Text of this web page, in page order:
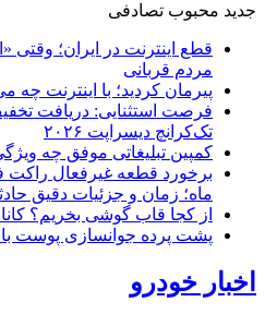
جدید محبوب تصادفی
قطع اینترنت در ایران؛ وقتی
مردم قربانی
پیرمان کردید؛ با اینترنت چه
تک‌کرانچ دیسراپت ۲۰۲۶
کمپین تبلیغاتی موفق چه
ماه؛ زمان و جزئیات دقیق
از کجا قاب گوشی بخریم؟
پشت پرده جوانسازی پوست با
اخبار خودرو